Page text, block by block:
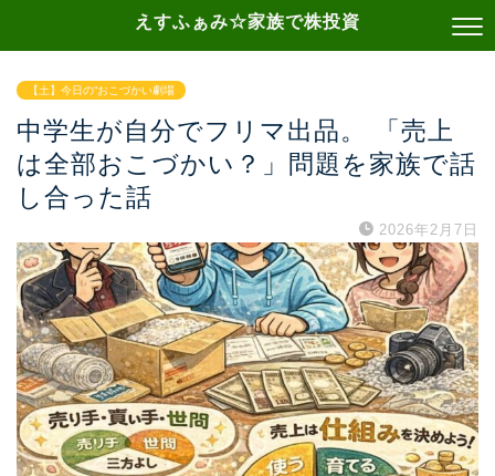
えすふぁみ☆家族で株投資
【土】今日の“おこづかい劇場
中学生が自分でフリマ出品。 「売上
は全部おこづかい？」問題を家族で話
し合った話
2026年2月7日